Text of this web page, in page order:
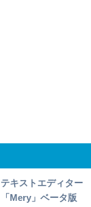
テキストエディター
「Mery」ベータ版